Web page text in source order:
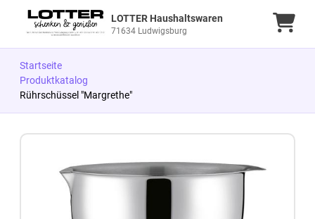
LOTTER Haushaltswaren
71634 Ludwigsburg
Startseite
Produktkatalog
Rührschüssel "Margrethe"